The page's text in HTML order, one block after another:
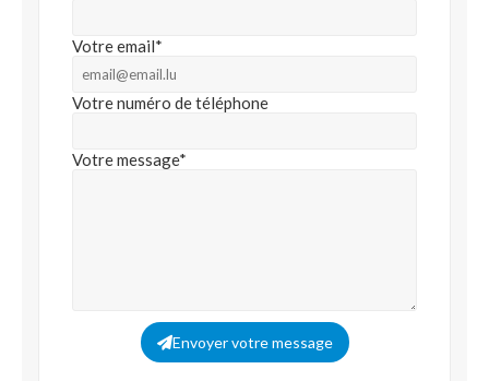
Votre email*
Votre numéro de téléphone
Votre message*
Envoyer votre message